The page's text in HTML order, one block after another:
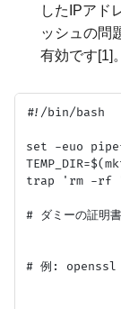
したIPアド
ッシュの問
有効です[1]。
#!/bin/bash
set -euo
trap 'rm -rf
# ダミーの証明書
# 例: